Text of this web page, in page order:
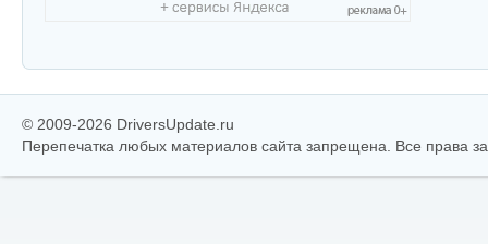
© 2009-2026 DriversUpdate.ru
Перепечатка любых материалов сайта запрещена. Все права